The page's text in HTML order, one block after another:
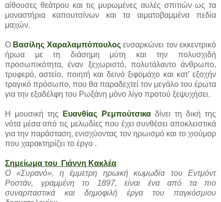
αίθουσες θεάτρου και τις μυρωμένες αυλές σπιτιών ως τα
μοναστήρια καπουτσίνων και τα αιματοβαμμένα πεδία
μαχών.
Ο Βασίλης Χαραλαμπόπουλοςενσαρκώνει τον εκκεντρικό
ήρωα με τη διάσημη μύτη και την πολυσχιδή
προσωπικότητα, έναν ξεχωριστό, πολυτάλαντο άνθρωπο,
τρυφερό, αστείο, ποιητή και δεινό ξιφομάχο και κατ’ εξοχήν
τραγικό πρόσωπο, που θα παραδεχτεί τον μεγάλο του έρωτα
για την εξαδέλφη του Ρωξάνη μόνο λίγο προτού ξεψυχήσει.
Η μουσική της Ευανθίας Ρεμπούτσικα δίνει τη δική της
νότα μέσα από τις μελωδίες που έχει συνθέσει αποκλειστικά
για την παράσταση, ενισχύοντας τον ηρωισμό και το χιούμορ
που χαρακτηρίζει το έργο .
Σημείωμα του Γιάννη Κακλέα
Ο «Συρανό», η έμμετρη ηρωική κωμωδία του Εντμόντ
Ροστάν, γραμμένη το 1897, είναι ένα από τα πιο
συναρπαστικά και δημοφιλή έργα του παγκόσμιου